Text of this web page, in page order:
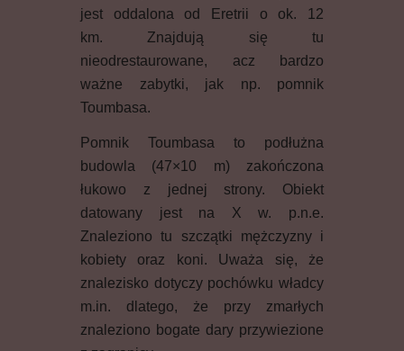
jest oddalona od Eretrii o ok. 12
km. Znajdują się tu
nieodrestaurowane, acz bardzo
ważne zabytki, jak np. pomnik
Toumbasa.
Pomnik Toumbasa to podłużna
budowla (47×10 m) zakończona
łukowo z jednej strony. Obiekt
datowany jest na X w. p.n.e.
Znaleziono tu szczątki mężczyzny i
kobiety oraz koni. Uważa się, że
znalezisko dotyczy pochówku władcy
m.in. dlatego, że przy zmarłych
znaleziono bogate dary przywiezione